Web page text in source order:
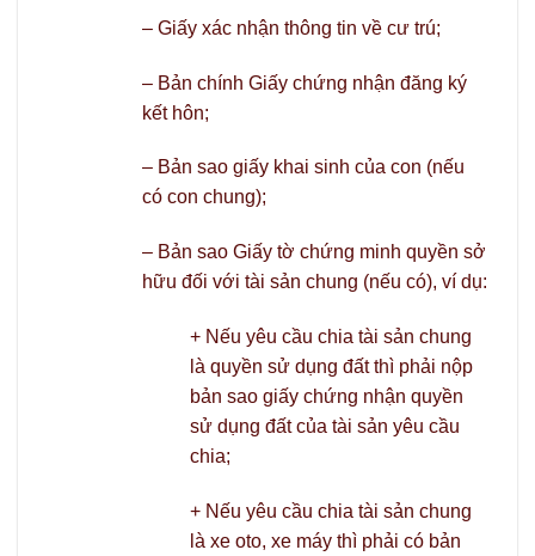
– Giấy xác nhận thông tin về cư trú;
– Bản chính Giấy chứng nhận đăng ký
kết hôn;
– Bản sao giấy khai sinh của con (nếu
có con chung);
– Bản sao Giấy tờ chứng minh quyền sở
hữu đối với tài sản chung (nếu có), ví dụ:
+ Nếu yêu cầu chia tài sản chung
là quyền sử dụng đất thì phải nộp
bản sao giấy chứng nhận quyền
sử dụng đất của tài sản yêu cầu
chia;
+ Nếu yêu cầu chia tài sản chung
là xe oto, xe máy thì phải có bản